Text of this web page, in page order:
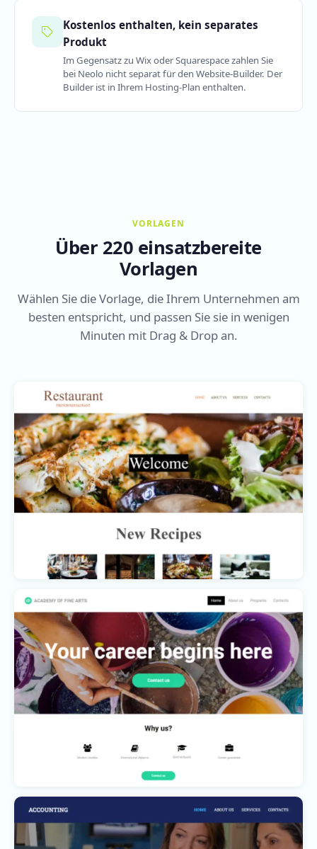
Kostenlos enthalten, kein separates
Produkt
Im Gegensatz zu Wix oder Squarespace zahlen Sie
bei Neolo nicht separat für den Website-Builder. Der
Builder ist in Ihrem Hosting-Plan enthalten.
VORLAGEN
Über 220 einsatzbereite
Vorlagen
Wählen Sie die Vorlage, die Ihrem Unternehmen am
besten entspricht, und passen Sie sie in wenigen
Minuten mit Drag & Drop an.